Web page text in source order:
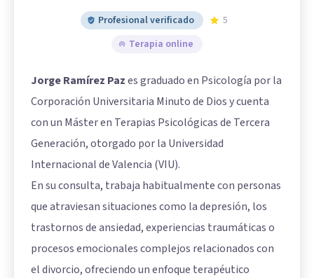
Profesional verificado
5
Terapia online
Jorge Ramírez Pazes graduado en Psicología por la
Corporación Universitaria Minuto de Dios y cuenta
con un Máster en Terapias Psicológicas de Tercera
Generación, otorgado por la Universidad
Internacional de Valencia (VIU).
En su consulta, trabaja habitualmente con personas
que atraviesan situaciones como la depresión, los
trastornos de ansiedad, experiencias traumáticas o
procesos emocionales complejos relacionados con
el divorcio, ofreciendo un enfoque terapéutico